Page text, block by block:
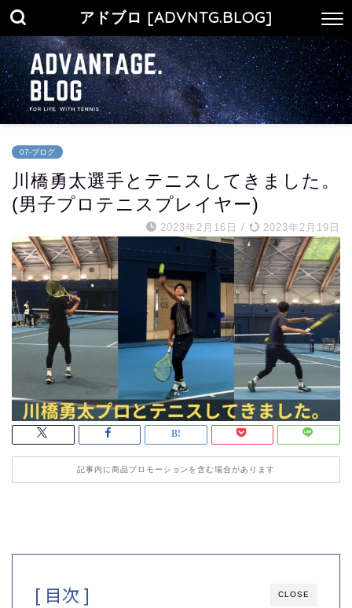
アドブロ [ADVNTG.BLOG]
07-ブログ
川橋勇太選手とテニスしてきました。
(男子プロテニスプレイヤー)
2023年2月16日 / 2023年2月19日
記事内に商品プロモーションを含む場合があります
CLOSE
[ 目次 ]